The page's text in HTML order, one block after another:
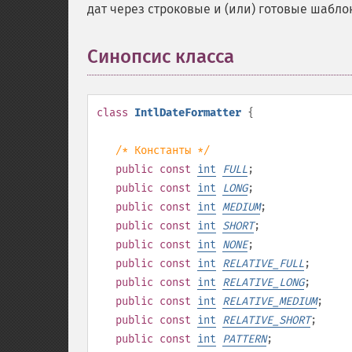
дат через строковые и (или) готовые
Синопсис класса
class IntlDateFormatter {
/* Константы */
public const int FULL;
public const int LONG;
public const int MEDIUM;
public const int SHORT;
public const int NONE;
public const int RELATIVE_FULL;
public const int RELATIVE_LONG;
public const int RELATIVE_MEDIUM;
public const int RELATIVE_SHORT;
public const int PATTERN;